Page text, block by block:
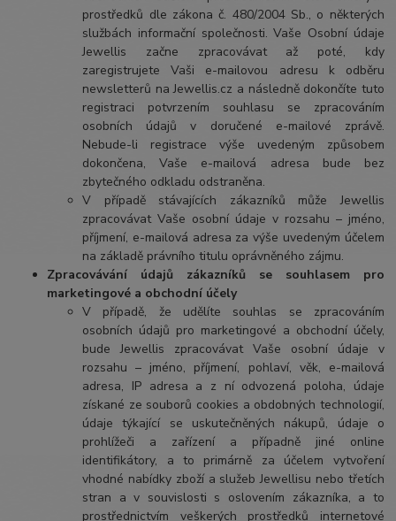
prostředků dle zákona č. 480/2004 Sb., o některých
službách informační společnosti. Vaše Osobní údaje
Jewellis začne zpracovávat až poté, kdy
zaregistrujete Vaši e-mailovou adresu k odběru
newsletterů na Jewellis.cz a následně dokončíte tuto
registraci potvrzením souhlasu se zpracováním
osobních údajů v doručené e-mailové zprávě.
Nebude-li registrace výše uvedeným způsobem
dokončena, Vaše e-mailová adresa bude bez
zbytečného odkladu odstraněna.
V případě stávajících zákazníků může Jewellis
zpracovávat Vaše osobní údaje v rozsahu – jméno,
příjmení, e-mailová adresa za výše uvedeným účelem
na základě právního titulu oprávněného zájmu.
Zpracovávání údajů zákazníků se souhlasem pro
marketingové a obchodní účely
V případě, že udělíte souhlas se zpracováním
osobních údajů pro marketingové a obchodní účely,
bude Jewellis zpracovávat Vaše osobní údaje v
rozsahu – jméno, příjmení, pohlaví, věk, e-mailová
adresa, IP adresa a z ní odvozená poloha, údaje
získané ze souborů cookies a obdobných technologií,
údaje týkající se uskutečněných nákupů, údaje o
prohlížeči a zařízení a případně jiné online
identifikátory, a to primárně za účelem vytvoření
vhodné nabídky zboží a služeb Jewellisu nebo třetích
stran a v souvislosti s oslovením zákazníka, a to
prostřednictvím veškerých prostředků internetové